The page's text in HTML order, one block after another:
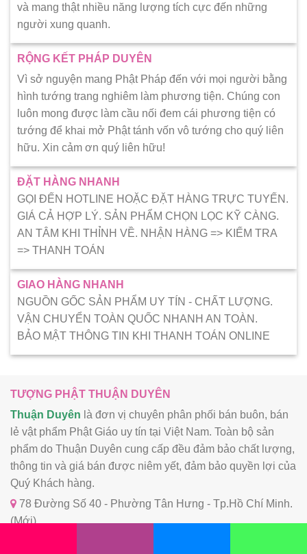
và mang thật nhiều năng lượng tích cực đến những
người xung quanh.
RỘNG KẾT PHÁP DUYÊN
Vì sở nguyện mang Phật Pháp đến với mọi người bằng
hình tướng trang nghiêm làm phương tiện. Chúng con
luôn mong được làm cầu nối đem cái phương tiện có
tướng để khai mở Phật tánh vốn vô tướng cho quý liên
hữu. Xin cảm ơn quý liên hữu!
ĐẶT HÀNG NHANH
GỌI ĐẾN HOTLINE HOẶC ĐẶT HÀNG TRỰC TUYẾN.
GIÁ CẢ HỢP LÝ. SẢN PHẨM CHỌN LỌC KỸ CÀNG.
AN TÂM KHI THỈNH VỀ. NHẬN HÀNG => KIẾM TRA
=> THANH TOÁN
GIAO HÀNG NHANH
NGUỒN GỐC SẢN PHẨM UY TÍN - CHẤT LƯỢNG.
VẬN CHUYỂN TOÀN QUỐC NHANH AN TOÀN.
BẢO MẬT THÔNG TIN KHI THANH TOÁN ONLINE
TƯỢNG PHẬT THUẬN DUYÊN
Thuận Duyên là đơn vị chuyên phân phối bán buôn, bán
lẻ vật phẩm Phật Giáo uy tín tại Việt Nam. Toàn bộ sản
phẩm do Thuận Duyên cung cấp đều đảm bảo chất lượng,
thông tin và giá bán được niêm yết, đảm bảo quyền lợi của
Quý Khách hàng.
78 Đường Số 40 - Phường Tân Hưng - Tp.Hồ Chí Minh.
(Mới)